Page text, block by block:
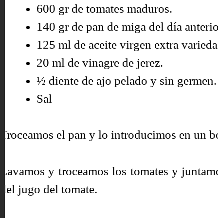
600 gr de tomates maduros.
140 gr de pan de miga del día
125 ml de aceite virgen extra
20 ml de vinagre de jerez.
½ diente de ajo pelado y sin germen.
Sal
Troceamos el pan y lo introducimos en un
Lavamos y troceamos los tomates y
del jugo del tomate.